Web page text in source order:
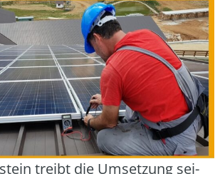
treibt die Umset­zung sei­